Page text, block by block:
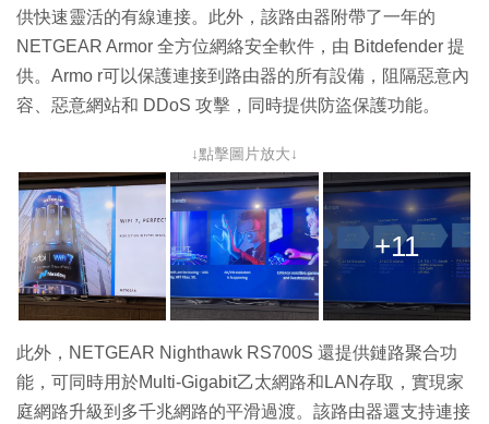
供快速靈活的有線連接。此外，該路由器附帶了一年的
NETGEAR Armor 全方位網絡安全軟件，由 Bitdefender 提
供。Armo r可以保護連接到路由器的所有設備，阻隔惡意內
容、惡意網站和 DDoS 攻擊，同時提供防盜保護功能。
↓點擊圖片放大↓
+11
此外，NETGEAR Nighthawk RS700S 還提供鏈路聚合功
能，可同時用於Multi-Gigabit乙太網路和LAN存取，實現家
庭網路升級到多千兆網路的平滑過渡。該路由器還支持連接